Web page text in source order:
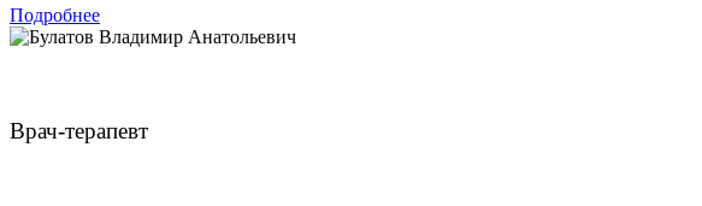
Подробнее
Врач-терапевт